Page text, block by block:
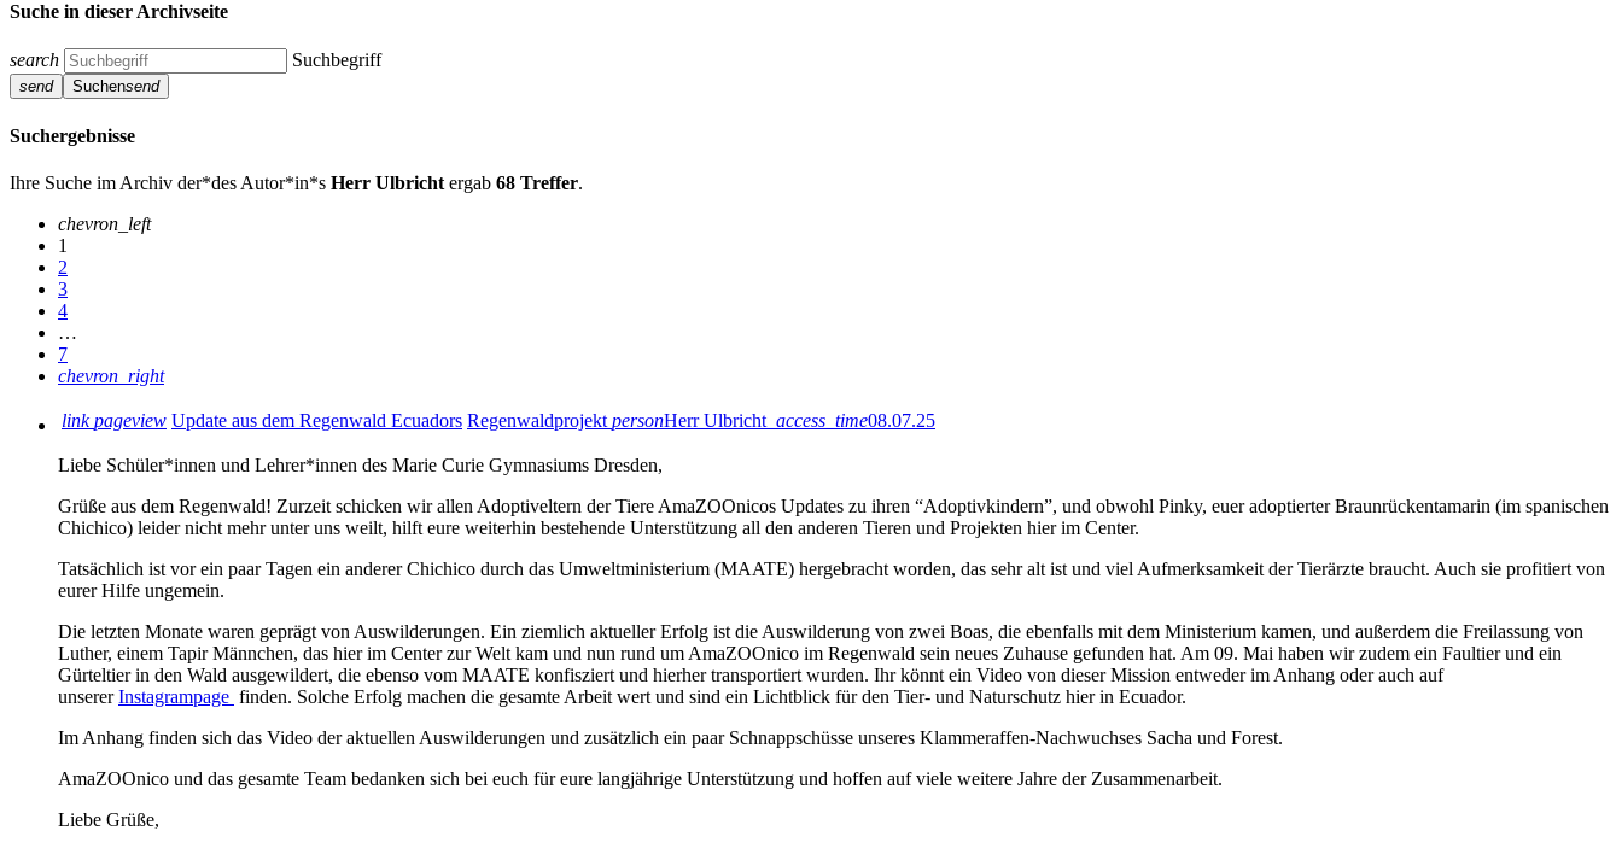
Suche in dieser Archivseite
search Suchbegriff
send Suchensend
Suchergebnisse
Ihre Suche im Archiv der*des Autor*in*s Herr Ulbricht ergab 68 Treffer.
chevron_left
1
2
3
4
…
7
chevron_right
link pageview Update aus dem Regenwald Ecuadors Regenwaldprojekt personHerr Ulbricht access_time08.07.25
Liebe Schüler*innen und Lehrer*innen des Marie Curie Gymnasiums Dresden,
Grüße aus dem Regenwald! Zurzeit schicken wir allen Adoptiveltern der Tiere AmaZOOnicos Updates zu ihren “Adoptivkindern”, und obwohl Pinky, euer adoptierter Braunrückentamarin (im spanischen
Chichico) leider nicht mehr unter uns weilt, hilft eure weiterhin bestehende Unterstützung all den anderen Tieren und Projekten hier im Center.
Tatsächlich ist vor ein paar Tagen ein anderer Chichico durch das Umweltministerium (MAATE) hergebracht worden, das sehr alt ist und viel Aufmerksamkeit der Tierärzte braucht. Auch sie profitiert von
eurer Hilfe ungemein.
Die letzten Monate waren geprägt von Auswilderungen. Ein ziemlich aktueller Erfolg ist die Auswilderung von zwei Boas, die ebenfalls mit dem Ministerium kamen, und außerdem die Freilassung von
Luther, einem Tapir Männchen, das hier im Center zur Welt kam und nun rund um AmaZOOnico im Regenwald sein neues Zuhause gefunden hat. Am 09. Mai haben wir zudem ein Faultier und ein
Gürteltier in den Wald ausgewildert, die ebenso vom MAATE konfisziert und hierher transportiert wurden. Ihr könnt ein Video von dieser Mission entweder im Anhang oder auch auf
unsererInstagrampage finden. Solche Erfolg machen die gesamte Arbeit wert und sind ein Lichtblick für den Tier- und Naturschutz hier in Ecuador.
Im Anhang finden sich das Video der aktuellen Auswilderungen und zusätzlich ein paar Schnappschüsse unseres Klammeraffen-Nachwuchses Sacha und Forest.
AmaZOOnico und das gesamte Team bedanken sich bei euch für eure langjährige Unterstützung und hoffen auf viele weitere Jahre der Zusammenarbeit.
Liebe Grüße,